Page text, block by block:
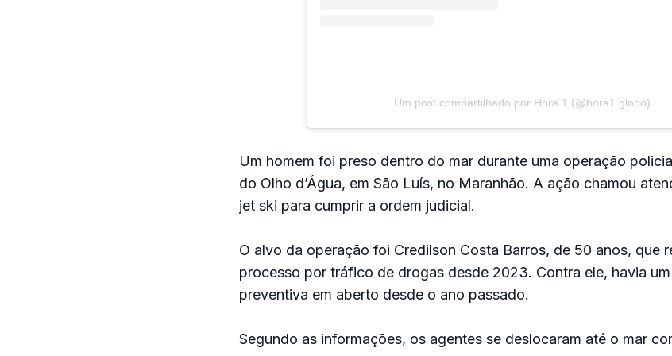
Um post compartilhado por Hora 1 (@hora1.globo)
Um homem foi preso dentro do mar durante uma operação
do Olho d’Água, em São Luís, no Maranhão. A ação chamou
jet ski para cumprir a ordem judicial.
O alvo da operação foi Credilson Costa Barros, de 50 anos, que
processo por tráfico de drogas desde 2023. Contra ele, havia
preventiva em aberto desde o ano passado.
Segundo as informações, os agentes se deslocaram até o mar